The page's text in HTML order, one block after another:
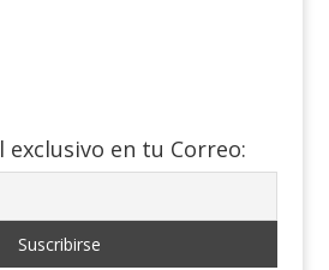
exclusivo en tu Correo: